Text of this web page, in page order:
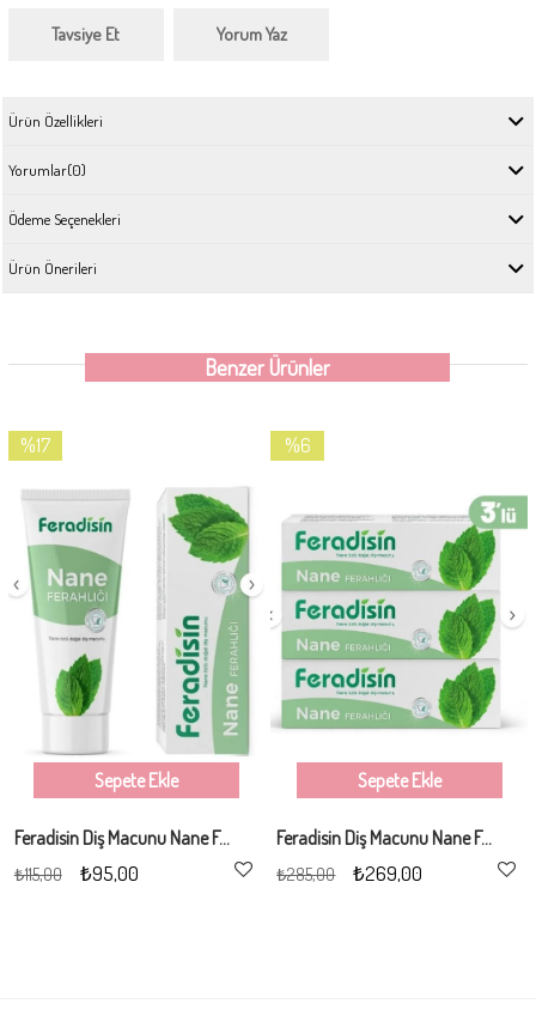
Tavsiye Et Yorum Yaz
Ürün Özellikleri
Yorumlar(0)
Ödeme Seçenekleri
Ürün Önerileri
Benzer Ürünler
Feradisin Diş Macunu Nane Ferahlığı 90Gr
₺95,00
₺115,00
Sepete Ekle
%17
%17İndirim
Feradisin Diş Macunu Nane Ferahlığı 90Gr - 3 Adet
₺269,00
₺285,00
Sepete Ekle
%6